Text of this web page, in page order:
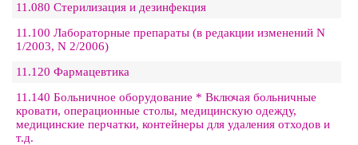
11.080 Стерилизация и дезинфекция
11.100 Лабораторные препараты (в редакции изменений N
1/2003, N 2/2006)
11.120 Фармацевтика
11.140 Больничное оборудование * Включая больничные
кровати, операционные столы, медицинскую одежду,
медицинские перчатки, контейнеры для удаления отходов и
т.д.